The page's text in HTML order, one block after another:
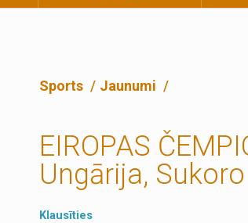
Sports Jaunumi
EIROPAS
Ungārija,
Klausīties